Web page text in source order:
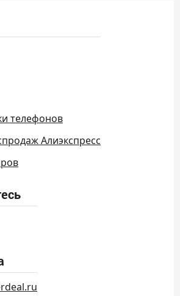
телефонов
Алиэкспресс